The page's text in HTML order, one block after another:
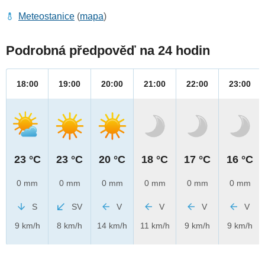
Meteostanice (mapa)
Podrobná předpověď na 24 hodin
18:00
23 °C
0 mm
S
9 km/h
19:00
23 °C
0 mm
SV
8 km/h
20:00
20 °C
0 mm
V
14 km/h
21:00
18 °C
0 mm
V
11 km/h
22:00
17 °C
0 mm
V
9 km/h
23:00
16 °C
0 mm
V
9 km/h